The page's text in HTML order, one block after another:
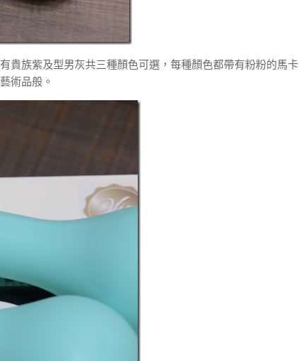
貴族紫及型男灰共三種顏色可選，每種顏色都帶有粉粉的馬卡
術品般。